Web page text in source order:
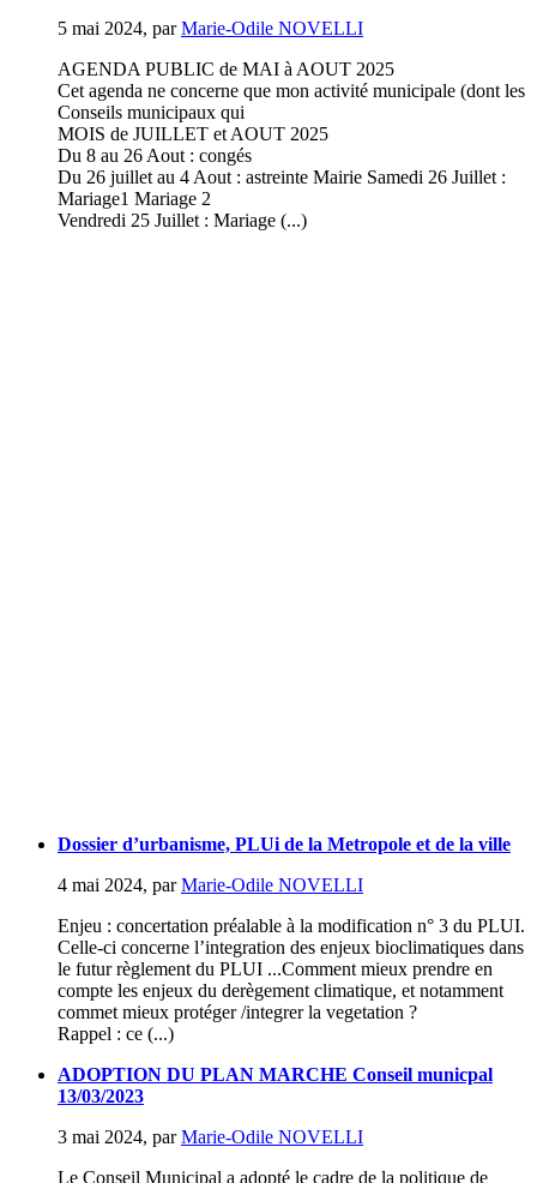
5 mai 2024, parMarie-Odile NOVELLI
AGENDA PUBLIC de MAI à AOUT 2025
Cet agenda ne concerne que mon activité municipale (dont les
Conseils municipaux qui
MOIS de JUILLET et AOUT 2025
Du 8 au 26 Aout : congés
Du 26 juillet au 4 Aout : astreinte Mairie Samedi 26 Juillet :
Mariage1 Mariage 2
Vendredi 25 Juillet : Mariage (...)
Dossier d’urbanisme, PLUi de la Metropole et de la ville
4 mai 2024, parMarie-Odile NOVELLI
Enjeu : concertation préalable à la modification n° 3 du PLUI.
Celle-ci concerne l’integration des enjeux bioclimatiques dans
le futur règlement du PLUI ...Comment mieux prendre en
compte les enjeux du derègement climatique, et notamment
commet mieux protéger /integrer la vegetation ?
Rappel : ce (...)
ADOPTION DU PLAN MARCHE Conseil municpal
13/03/2023
3 mai 2024, parMarie-Odile NOVELLI
Le Conseil Municipal a adopté le cadre de la politique de